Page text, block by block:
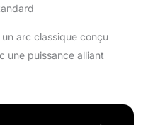
un arc classique conçu
une puissance alliant